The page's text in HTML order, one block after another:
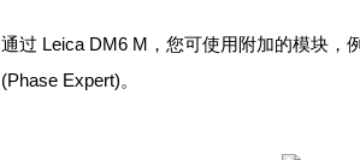
通过 Leica DM6 M，您可使用附加的模块，
(Phase Expert)。